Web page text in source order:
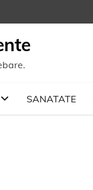
SANATATE